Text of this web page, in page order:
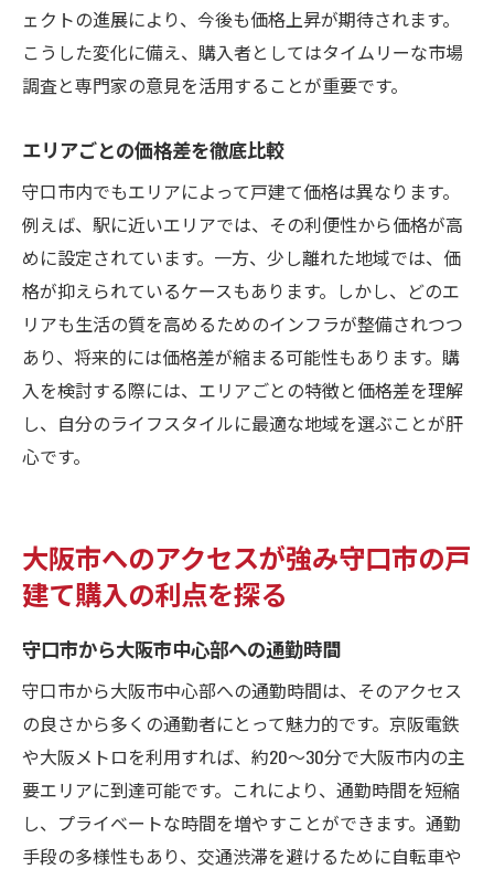
ェクトの進展により、今後も価格上昇が期待されます。
こうした変化に備え、購入者としてはタイムリーな市場
調査と専門家の意見を活用することが重要です。
エリアごとの価格差を徹底比較
守口市内でもエリアによって戸建て価格は異なります。
例えば、駅に近いエリアでは、その利便性から価格が高
めに設定されています。一方、少し離れた地域では、価
格が抑えられているケースもあります。しかし、どのエ
リアも生活の質を高めるためのインフラが整備されつつ
あり、将来的には価格差が縮まる可能性もあります。購
入を検討する際には、エリアごとの特徴と価格差を理解
し、自分のライフスタイルに最適な地域を選ぶことが肝
心です。
大阪市へのアクセスが強み守口市の戸
建て購入の利点を探る
守口市から大阪市中心部への通勤時間
守口市から大阪市中心部への通勤時間は、そのアクセス
の良さから多くの通勤者にとって魅力的です。京阪電鉄
や大阪メトロを利用すれば、約20〜30分で大阪市内の主
要エリアに到達可能です。これにより、通勤時間を短縮
し、プライベートな時間を増やすことができます。通勤
手段の多様性もあり、交通渋滞を避けるために自転車や